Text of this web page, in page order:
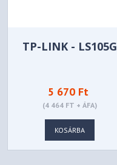
TP-LINK - LS105G
5 670 Ft
(4 464 FT + ÁFA)
KOSÁRBA